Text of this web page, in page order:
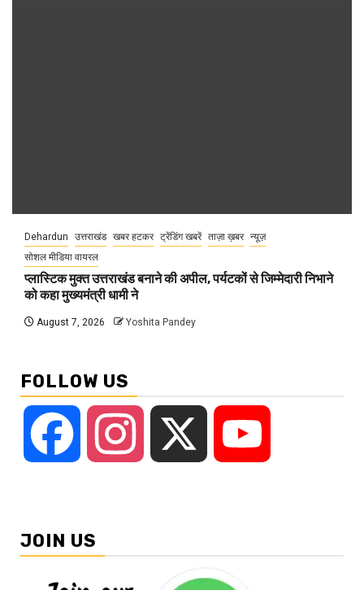
Dehardun उत्तराखंड खबर हटकर ट्रेंडिंग खबरें ताज़ा ख़बर न्यूज़
सोशल मीडिया वायरल
प्लास्टिक मुक्त उत्तराखंड बनाने की अपील, पर्यटकों से जिम्मेदारी निभाने
को कहा मुख्यमंत्री धामी ने
August 7, 2026 Yoshita Pandey
FOLLOW US
Facebook Instagram
JOIN US